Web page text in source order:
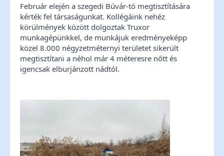
Február elején a szegedi Búvár-tó megtisztítására
kérték fel társaságunkat. Kollégáink nehéz
körülmények között dolgoztak Truxor
munkagépünkkel, de munkájuk eredményeképp
közel 8.000 négyzetméternyi területet sikerült
megtisztítani a néhol már 4 méteresre nőtt és
igencsak elburjánzott nádtól.